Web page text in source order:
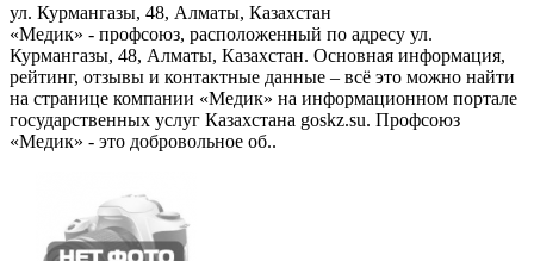
ул. Курмангазы, 48, Алматы, Казахстан
«Медик» - профсоюз, расположенный по адресу ул.
Курмангазы, 48, Алматы, Казахстан. Основная информация,
рейтинг, отзывы и контактные данные – всё это можно найти
на странице компании «Медик» на информационном портале
государственных услуг Казахстана goskz.su. Профсоюз
«Медик» - это добровольное об..